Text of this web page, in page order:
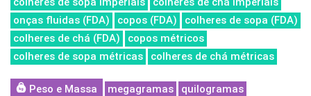
onças fluidas (FDA)
copos (FDA)
colheres de sopa (FDA)
colheres de chá (FDA)
copos métricos
colheres de sopa métricas
colheres de chá métricas
Peso e Massa megagramas quilogramas